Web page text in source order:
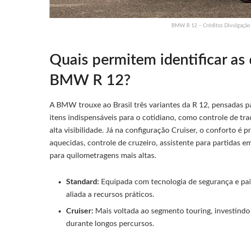
BMW R 12 – Créditos
Quais permitem identificar as
BMW R 12?
A BMW trouxe ao Brasil três variantes da R 12, pensadas
itens indispensáveis para o cotidiano, como controle de
alta visibilidade. Já na configuração Cruiser, o conforto é
aquecidas, controle de cruzeiro, assistente para partidas
para quilometragens mais altas.
Standard: Equipada com tecnologia de segurança e
aliada a recursos práticos.
Cruiser: Mais voltada ao segmento touring,
durante longos percursos.